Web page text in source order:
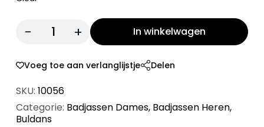
Quantity: In winkelwagen
Voeg toe aan verlanglijstje Delen
SKU: 10056
Categorie: Badjassen Dames, Badjassen Heren,
Buldans